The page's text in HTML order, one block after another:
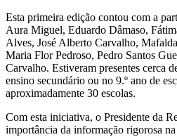
Esta primeira edição contou com a
Aura Miguel, Eduardo Dâmaso,
Alves, José Alberto Carvalho,
Maria Flor Pedroso, Pedro Santos
Carvalho. Estiveram presentes cerca
ensino secundário ou no 9.º ano de
aproximadamente 30 escolas.
Com esta iniciativa, o Presidente da
importância da informação rigorosa